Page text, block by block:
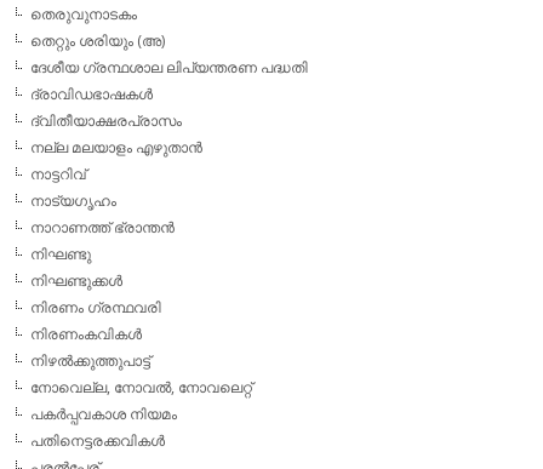
തെരുവുനാടകം
തെറ്റും ശരിയും (അ)
ദേശീയ ഗ്രന്ഥശാല ലിപ്യന്തരണ പദ്ധതി
ദ്രാവിഡഭാഷകള്‍
ദ്വിതീയാക്ഷരപ്രാസം
നല്ല മലയാളം എഴുതാന്‍
നാട്ടറിവ്
നാട്യഗൃഹം
നാറാണത്ത് ഭ്രാന്തന്‍
നിഘണ്ടു
നിഘണ്ടുക്കള്‍
നിരണം ഗ്രന്ഥവരി
നിരണംകവികള്‍
നിഴല്‍ക്കുത്തുപാട്ട്
നോവെല്ല, നോവല്‍, നോവലെറ്റ്
പകര്‍പ്പവകാശ നിയമം
പതിനെട്ടരക്കവികള്‍